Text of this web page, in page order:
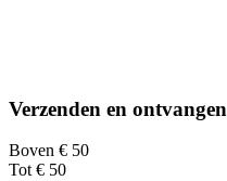
Verzenden en ontvangen
Boven € 50
Tot € 50